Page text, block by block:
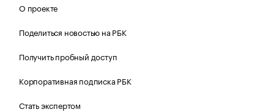
О проекте
Поделиться новостью на РБК
Получить пробный доступ
Корпоративная подписка РБК
Стать экспертом